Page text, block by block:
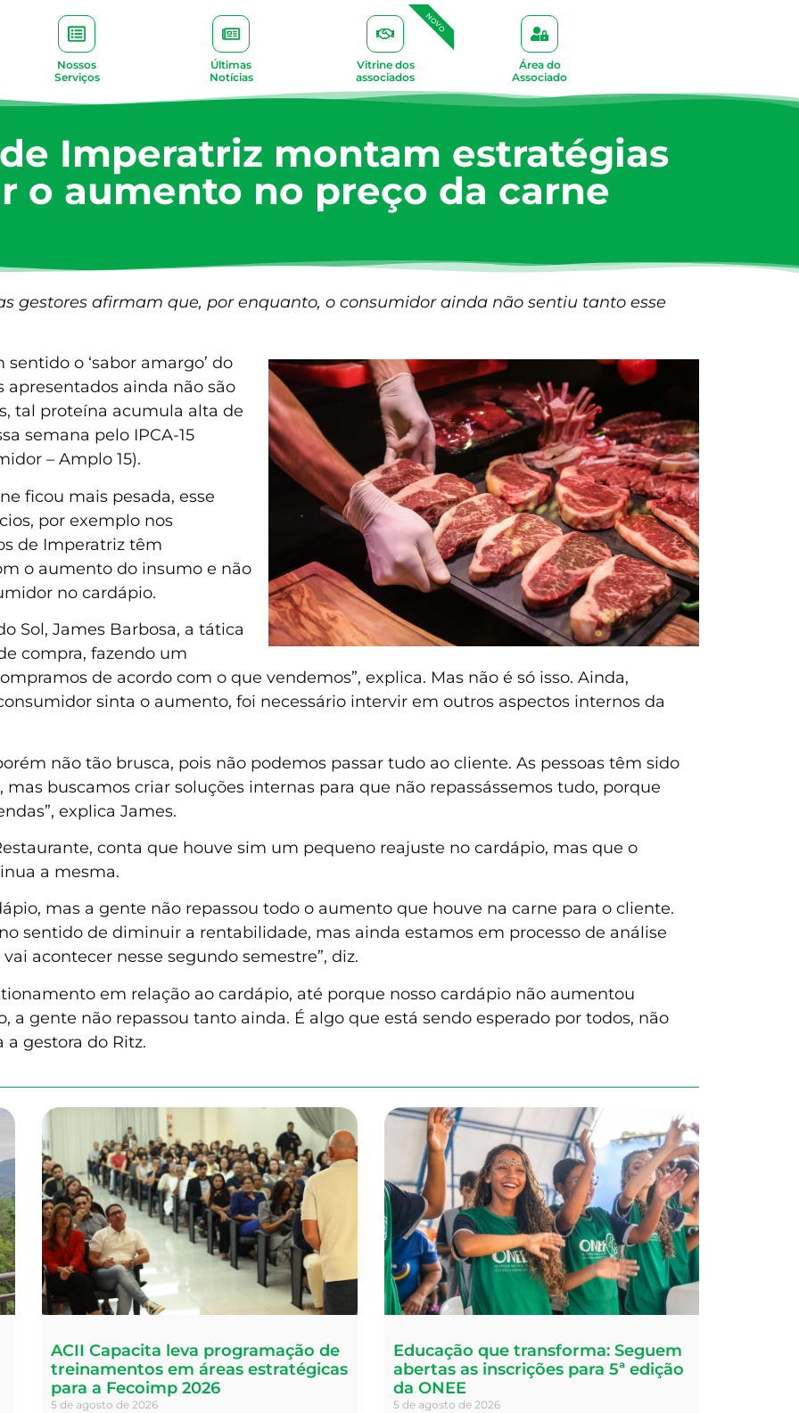
Nossos
Serviços
Últimas
Notícias
Vitrine dos
associados
NOVO
Área do
Associado
Imperatriz montam estratégias
o aumento no preço da carne
gestores afirmam que, por enquanto, o consumidor ainda não sentiu tanto esse
o ‘sabor amargo’ do
apresentados ainda não são
tal proteína acumula alta de
semana pelo IPCA-15
– Amplo 15).
ficou mais pesada, esse
por exemplo nos
de Imperatriz têm
o aumento do insumo e não
no cardápio.
Sol, James Barbosa, a tática
compra, fazendo um
de acordo com o que vendemos”, explica. Mas não é só isso. Ainda,
sinta o aumento, foi necessário intervir em outros aspectos internos da
não tão brusca, pois não podemos passar tudo ao cliente. As pessoas têm sido
buscamos criar soluções internas para que não repassássemos tudo, porque
explica James.
conta que houve sim um pequeno reajuste no cardápio, mas que o
a mesma.
mas a gente não repassou todo o aumento que houve na carne para o cliente.
sentido de diminuir a rentabilidade, mas ainda estamos em processo de análise
acontecer nesse segundo semestre”, diz.
em relação ao cardápio, até porque nosso cardápio não aumentou
a gente não repassou tanto ainda. É algo que está sendo esperado por todos, não
a gestora do Ritz.
ACII Capacita leva programação de
treinamentos em áreas estratégicas
para a Fecoimp 2026
5 de agosto de 2026
Educação que transforma: Seguem
abertas as inscrições para 5ª edição
da ONEE
5 de agosto de 2026